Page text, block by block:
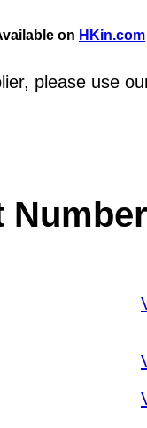
on HKin.com
please use